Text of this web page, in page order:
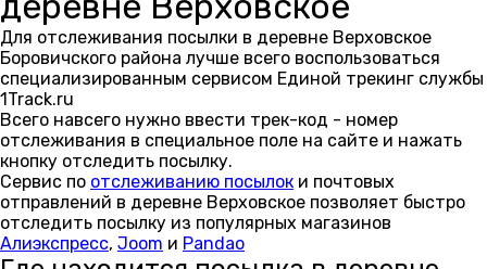
Для отслеживания посылки в деревне Верховское
Боровичского района лучше всего воспользоваться
специализированным сервисом Единой трекинг службы
1Track.ru
Всего навсего нужно ввести трек-код - номер
отслеживания в специальное поле на сайте и нажать
кнопку отследить посылку.
Сервис по отслеживанию посылок и почтовых
отправлений в деревне Верховское позволяет быстро
отследить посылку из популярных магазинов
Алиэкспресс, Joom и Pandao